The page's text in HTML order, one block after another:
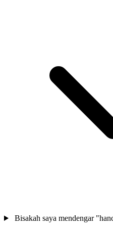
Bisakah saya mendengar